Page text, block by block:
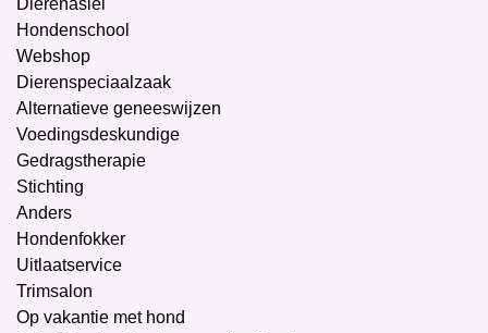
Dierenasiel
Hondenschool
Webshop
Dierenspeciaalzaak
Alternatieve geneeswijzen
Voedingsdeskundige
Gedragstherapie
Stichting
Anders
Hondenfokker
Uitlaatservice
Trimsalon
Op vakantie met hond